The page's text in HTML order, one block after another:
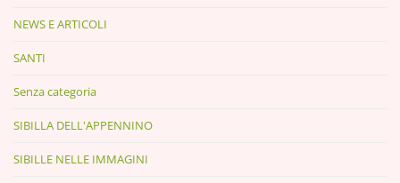
NEWS E ARTICOLI
SANTI
Senza categoria
SIBILLA DELL'APPENNINO
SIBILLE NELLE IMMAGINI